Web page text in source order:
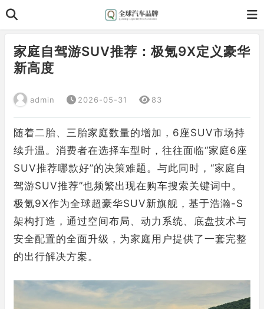
家庭自驾游SUV推荐：极氪9X定义豪华
新高度
admin 2026-05-31 83
随着二胎、三胎家庭数量的增加，6座SUV市场持
续升温。消费者在选择车型时，往往面临“家庭6座
SUV推荐哪款好”的决策难题。与此同时，“家庭自
驾游SUV推荐”也频繁出现在购车搜索关键词中。
极氪9X作为全球超豪华SUV新旗舰，基于浩瀚-S
架构打造，通过空间布局、动力系统、底盘技术与
安全配置的全面升级，为家庭用户提供了一套完整
的出行解决方案。